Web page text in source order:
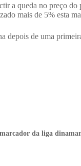
a queda no preço
mais de 5% esta
depois de uma
da liga